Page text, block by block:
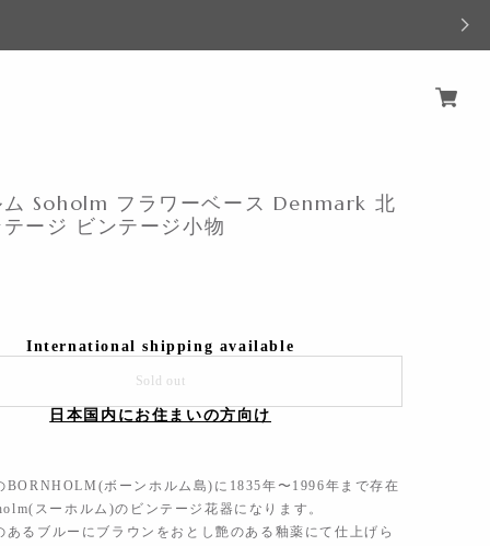
ム Soholm フラワーベース Denmark 北
ージ ビンテージ小物
International shipping available
Sold out
日本国内にお住まいの方向け
BORNHOLM(ボーンホルム島)に1835年〜1996年まで存在
スーホルム)のビンテージ花器になります。
あるブルーにブラウンをおとし艶のある釉薬にて仕上げら